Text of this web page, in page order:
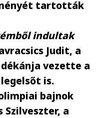
tartották
indultak
Judit, a
vezette a
is.
bajnok
Szilveszter, a